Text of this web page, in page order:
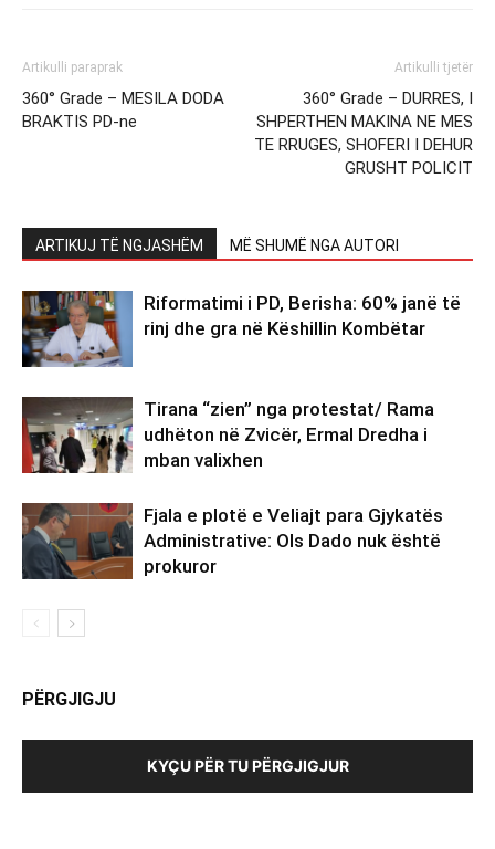
Artikulli paraprak
360° Grade – MESILA DODA
BRAKTIS PD-ne
Artikulli tjetër
360° Grade – DURRES, I
SHPERTHEN MAKINA NE MES
TE RRUGES, SHOFERI I DEHUR
GRUSHT POLICIT
ARTIKUJ TË NGJASHËM MË SHUMË NGA AUTORI
Riformatimi i PD, Berisha: 60% janë të
rinj dhe gra në Këshillin Kombëtar
Tirana “zien” nga protestat/ Rama
udhëton në Zvicër, Ermal Dredha i
mban valixhen
Fjala e plotë e Veliajt para Gjykatës
Administrative: Ols Dado nuk është
prokuror
PËRGJIGJU
KYÇU PËR TU PËRGJIGJUR